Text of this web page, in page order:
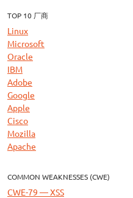
TOP 10 厂商
Linux
Microsoft
Oracle
IBM
Adobe
Google
Apple
Cisco
Mozilla
Apache
COMMON WEAKNESSES (CWE)
CWE-79 — XSS